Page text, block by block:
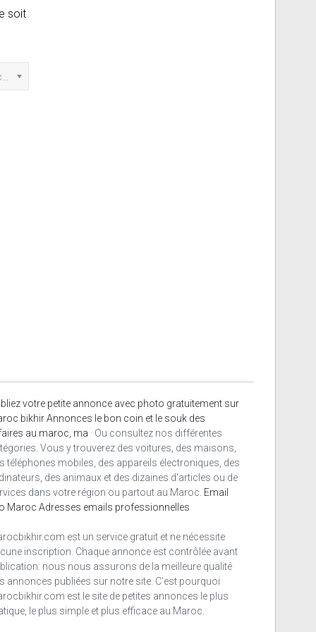
soit
votre petite annonce avec photo gratuitement sur
bikhir Annonces le bon coin et le souk des
au maroc, ma · Ou consultez nos différentes
Vous y trouverez des voitures, des maisons,
téléphones mobiles, des appareils électroniques, des
des animaux et des dizaines d'articles ou de
dans votre région ou partout au Maroc. Email
Maroc Adresses emails professionnelles
est un service gratuit et ne nécessite
inscription. Chaque annonce est contrôlée avant
nous nous assurons de la meilleure qualité
annonces publiées sur notre site. C'est pourquoi
est le site de petites annonces le plus
le plus simple et plus efficace au Maroc.